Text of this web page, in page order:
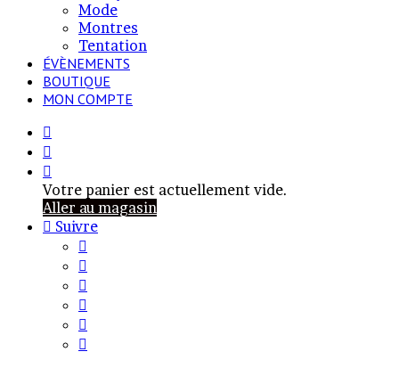
Mode
Montres
Tentation
ÉVÈNEMENTS
BOUTIQUE
MON COMPTE
votre
panier
Votre panier est actuellement vide.
Aller au magasin
Suivre